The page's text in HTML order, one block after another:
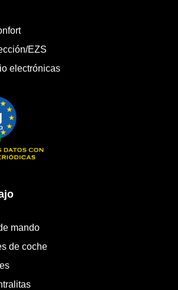
EZS
electrónicas
mando
de coche